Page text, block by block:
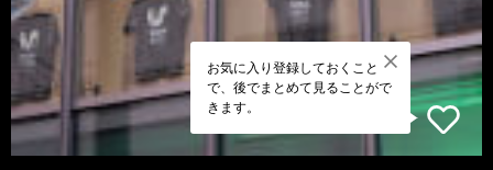
お気に入り登録しておくこと
で、後でまとめて見ることがで
きます。